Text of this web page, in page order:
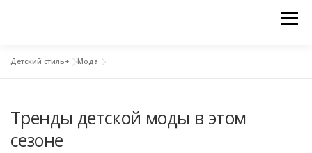
Меню
ПРАЗДНИКИ СТИЛЬ СТАТЬИ
Детский стиль+ »Мода
Тренды детской моды в этом
сезоне